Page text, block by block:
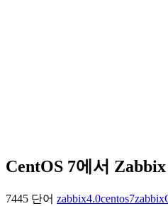
CentOS 7에서 Zabbix
7445 단어 zabbix4.0centos7zabbix